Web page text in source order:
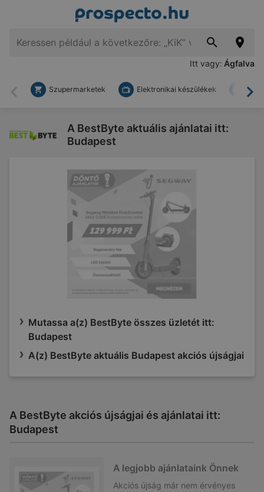
Itt vagy: Ágfalva
Vissza
Szupermarketek Elektronikai készülékek
A BestByte aktuális ajánlatai itt:
Budapest
Mutassa a(z) BestByte összes üzletét itt:
Budapest
A(z) BestByte aktuális Budapest akciós újságjai
A BestByte akciós újságjai és ajánlatai itt:
Budapest
A legjobb ajánlataink Önnek
Akciós újság már nem érvényes